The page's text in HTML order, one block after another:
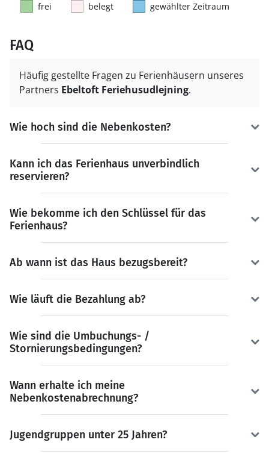
frei belegt gewählter Zeitraum
FAQ
Häufig gestellte Fragen zu Ferienhäusern unseres
Partners Ebeltoft Feriehusudlejning.
Wie hoch sind die Nebenkosten?
Kann ich das Ferienhaus unverbindlich
reservieren?
Wie bekomme ich den Schlüssel für das
Ferienhaus?
Ab wann ist das Haus bezugsbereit?
Wie läuft die Bezahlung ab?
Wie sind die Umbuchungs- /
Stornierungsbedingungen?
Wann erhalte ich meine
Nebenkostenabrechnung?
Jugendgruppen unter 25 Jahren?